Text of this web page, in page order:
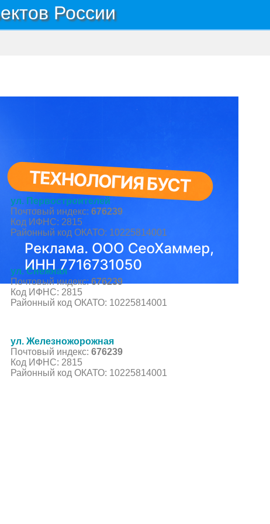
России
ул. Первостроителей
Почтовый индекс: 676239
Код ИФНС: 2815
Районный код ОКАТО: 10225814001
ул. Снежная
Почтовый индекс:676239
Код ИФНС: 2815
Районный код ОКАТО: 10225814001
ул. Железножорожная
Почтовый индекс: 676239
Код ИФНС: 2815
Районный код ОКАТО: 10225814001